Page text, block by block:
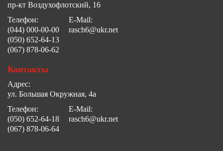
пр-кт Воздухофлотский, 16
Телефон:
(044) 000-00-00
(050) 652-64-13
(067) 878-06-62
E-Mail:
rasch6@ukr.net
Контакты
Адрес:
ул. Большая Окружная, 4а
Телефон:
(050) 652-64-18
(067) 878-06-64
E-Mail:
rasch6@ukr.net